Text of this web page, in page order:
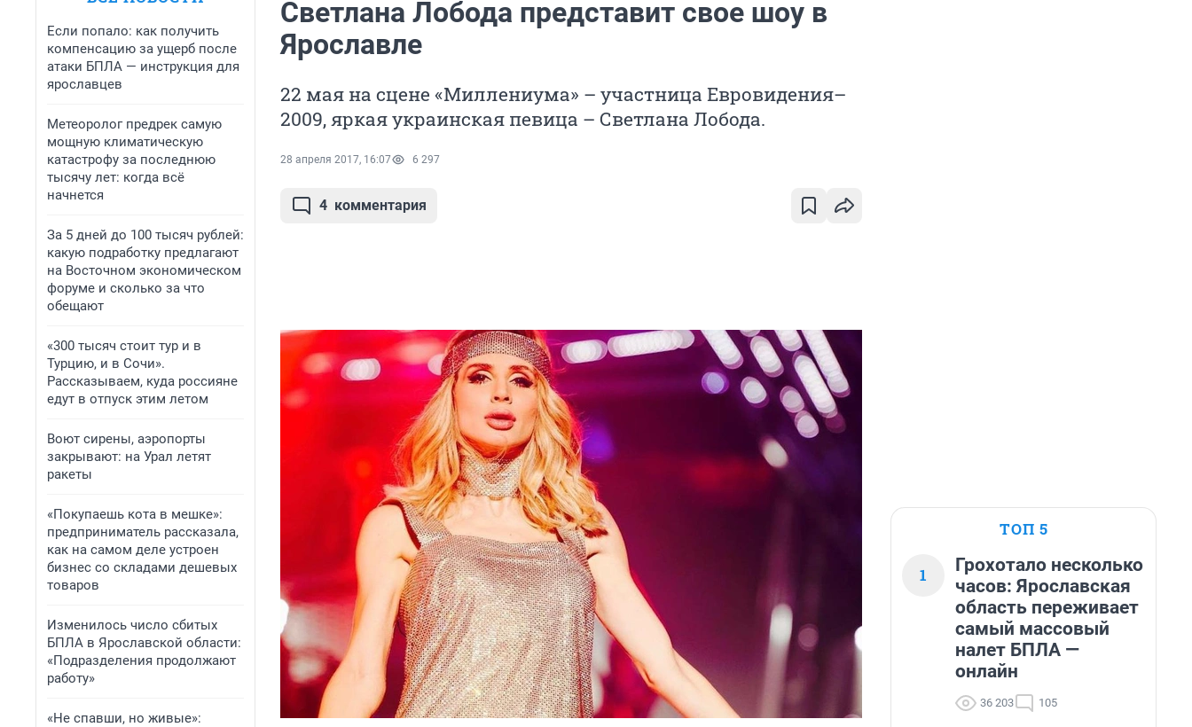
Если попало: как получить
компенсацию за ущерб после
атаки БПЛА — инструкция для
ярославцев
Метеоролог предрек самую
мощную климатическую
катастрофу за последнюю
тысячу лет: когда всё
начнется
За 5 дней до 100 тысяч рублей:
какую подработку предлагают
на Восточном экономическом
форуме и сколько за что
обещают
«300 тысяч стоит тур и в
Турцию, и в Сочи».
Рассказываем, куда россияне
едут в отпуск этим летом
Воют сирены, аэропорты
закрывают: на Урал летят
ракеты
«Покупаешь кота в мешке»:
предприниматель рассказала,
как на самом деле устроен
бизнес со складами дешевых
товаров
Изменилось число сбитых
БПЛА в Ярославской области:
«Подразделения продолжают
работу»
«Не спавши, но живые»:
Светлана Лобода представит свое шоу в
Ярославле
22 мая на сцене «Миллениума» – участница Евровидения–
2009, яркая украинская певица – Светлана Лобода.
28 апреля 2017, 16:07 6 297
4 комментария
ТОП 5
1
Грохотало несколько
часов: Ярославская
область переживает
самый массовый
налет БПЛА —
онлайн
36 203 105